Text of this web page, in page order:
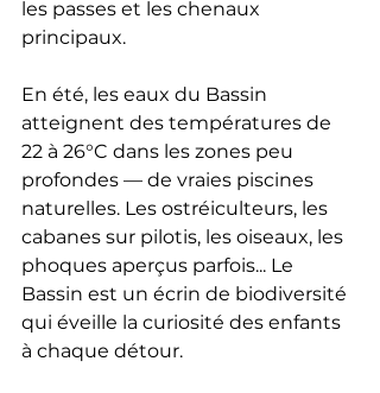
les passes et les chenaux
principaux.
En été, les eaux du Bassin
atteignent des températures de
22 à 26°C dans les zones peu
profondes — de vraies piscines
naturelles. Les ostréiculteurs, les
cabanes sur pilotis, les oiseaux, les
phoques aperçus parfois... Le
Bassin est un écrin de biodiversité
qui éveille la curiosité des enfants
à chaque détour.